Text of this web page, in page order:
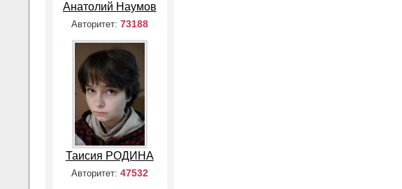
Анатолий Наумов
Авторитет: 73188
Таисия РОДИНА
Авторитет: 47532